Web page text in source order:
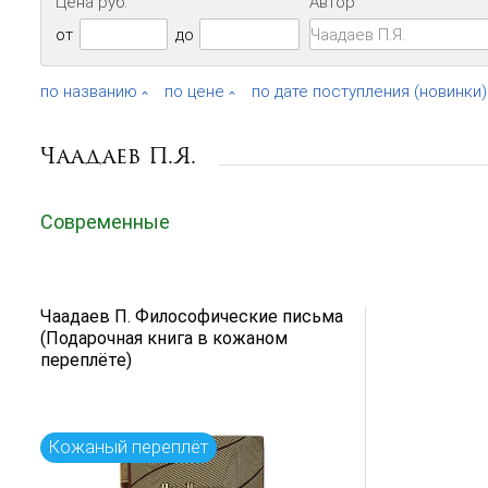
от
до
по названию по цене по дате поступления (новинки)
Чаадаев П.Я.
Современные
Чаадаев П. Философические письма
(Подарочная книга в кожаном
переплёте)
Кожаный переплёт